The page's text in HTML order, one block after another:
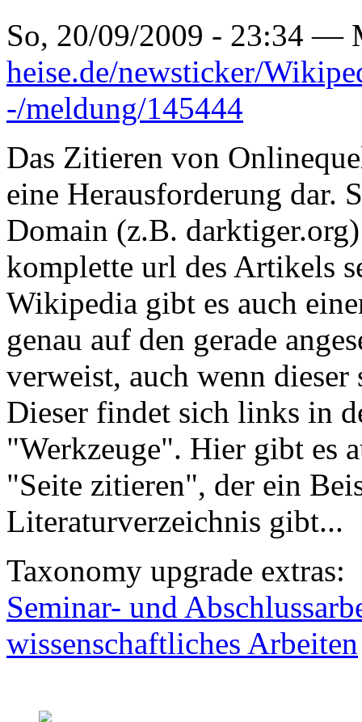
So, 20/09/2009 - 23:34 —
heise.de/newsticker/
-/meldung/145444
Das Zitieren von
eine Herausforderung dar.
Domain (z.B.
komplette url des Artikels
Wikipedia gibt es auch
genau auf den gerade
verweist, auch wenn
Dieser findet sich links in
"Werkzeuge". Hier gibt es
"Seite zitieren", der ein
Literaturverzeichnis gibt...
Taxonomy upgrade extras:
Seminar- und
wissenschaftliches Arbeiten